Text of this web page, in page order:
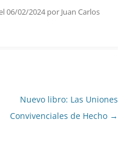
06/02/2024por Juan Carlos
Nuevo libro: Las Uniones
Convivenciales de Hecho →